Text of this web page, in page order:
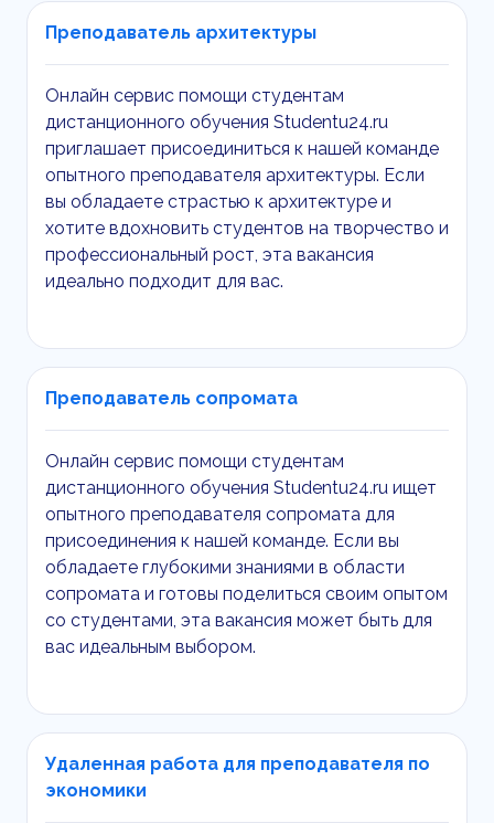
Преподаватель архитектуры
Онлайн сервис помощи студентам
дистанционного обучения Studentu24.ru
приглашает присоединиться к нашей команде
опытного преподавателя архитектуры. Если
вы обладаете страстью к архитектуре и
хотите вдохновить студентов на творчество и
профессиональный рост, эта вакансия
идеально подходит для вас.
Преподаватель сопромата
Онлайн сервис помощи студентам
дистанционного обучения Studentu24.ru ищет
опытного преподавателя сопромата для
присоединения к нашей команде. Если вы
обладаете глубокими знаниями в области
сопромата и готовы поделиться своим опытом
со студентами, эта вакансия может быть для
вас идеальным выбором.
Удаленная работа для преподавателя по
экономики